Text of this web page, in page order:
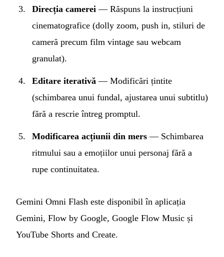
Direcția camerei — Răspuns la instrucțiuni
cinematografice (dolly zoom, push in, stiluri de
cameră precum film vintage sau webcam
granulat).
Editare iterativă — Modificări țintite
(schimbarea unui fundal, ajustarea unui subtitlu)
fără a rescrie întreg promptul.
Modificarea acțiunii din mers — Schimbarea
ritmului sau a emoțiilor unui personaj fără a
rupe continuitatea.
Gemini Omni Flash este disponibil în aplicația
Gemini, Flow by Google, Google Flow Music și
YouTube Shorts and Create.